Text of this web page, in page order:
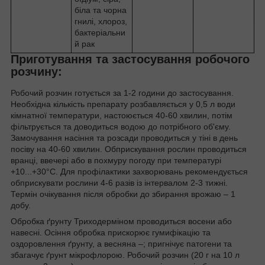
біла та чорна
гнилі, хлороз,
бактеріальни
й рак
Приготування та застосування робочого
розчину:
Робочий розчин готується за 1-2 години до застосування.
Необхідна кількість препарату розбавляється у 0,5 л води
кімнатної температури, настоюється 40-60 хвилин, потім
фільтрується та доводиться водою до потрібного об'єму.
Замочування насіння та розсади проводиться у тіні в день
посіву на 40-60 хвилин. Обприскування рослин проводиться
вранці, ввечері або в похмуру погоду при температурі
+10...+30°С. Для профілактики захворювань рекомендується
обприскувати рослини 4-6 разів із інтервалом 2-3 тижні.
Термін очікування після обробки до збирання врожаю – 1
добу.
Обробка ґрунту Триходерміном проводиться восени або
навесні. Осіння обробка прискорює гумифікацію та
оздоровлення ґрунту, а весняна –; пригнічує патогени та
збагачує ґрунт мікрофлорою. Робочий розчин (20 г на 10 л